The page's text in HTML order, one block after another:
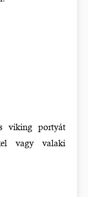
viking portyát
vagy valaki